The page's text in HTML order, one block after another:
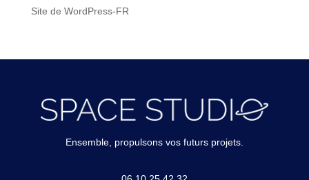
Site de WordPress-FR
Ensemble, propulsons vos futurs projets.